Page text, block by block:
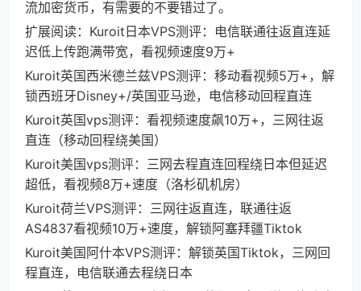
流加密货币，有需要的不要错过了。
扩展阅读：Kuroit日本VPS测评：电信联通往返直连延
迟低上传跑满带宽，看视频速度9万+
Kuroit英国西米德兰兹VPS测评：移动看视频5万+，解
锁西班牙Disney+/英国亚马逊，电信移动回程直连
Kuroit英国vps测评：看视频速度飙10万+，三网往返
直连（移动回程绕美国）
Kuroit美国vps测评：三网去程直连回程绕日本但延迟
超低，看视频8万+速度（洛杉矶机房）
Kuroit荷兰VPS测评：三网往返直连，联通往返
AS4837看视频10万+速度，解锁阿塞拜疆Tiktok
Kuroit美国阿什本VPS测评：解锁英国Tiktok，三网回
程直连，电信联通去程绕日本